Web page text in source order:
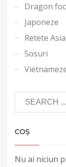
Dragon
Japoneze
Retete
Sosuri
COȘ
Nu ai niciun